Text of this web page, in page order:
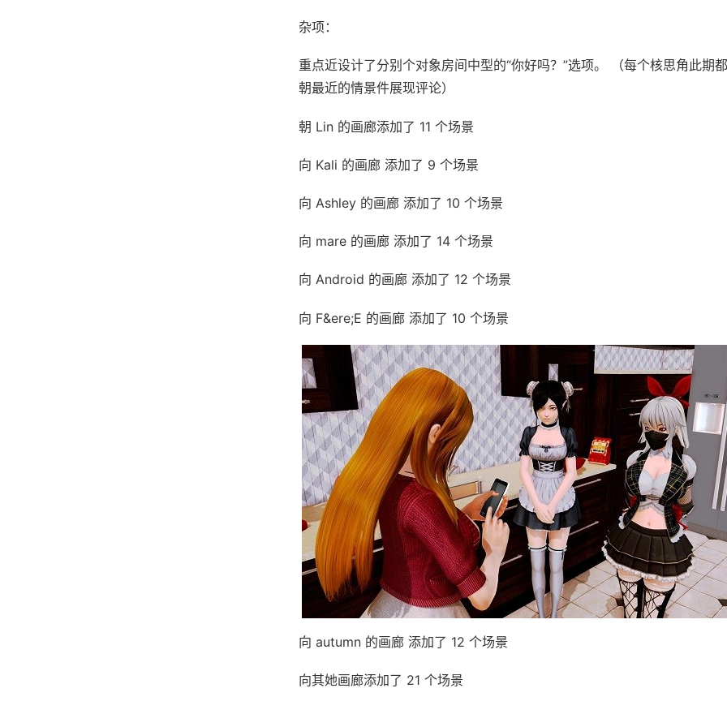
杂项：
重点近设计了分别个对象房间中型的“你好吗？”选项。 （每个核思角此期
朝最近的情景件展现评论）
朝 Lin 的画廊添加了 11 个场景
向 Kali 的画廊 添加了 9 个场景
向 Ashley 的画廊 添加了 10 个场景
向 mare 的画廊 添加了 14 个场景
向 Android 的画廊 添加了 12 个场景
向 F&ere;E 的画廊 添加了 10 个场景
向 autumn 的画廊 添加了 12 个场景
向其她画廊添加了 21 个场景